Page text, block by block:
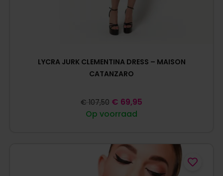
LYCRA JURK CLEMENTINA DRESS – MAISON
CATANZARO
Op voorraad
€ 107,50 € 69,95